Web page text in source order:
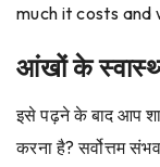
much it costs and
आंखों के
इसे पढ़ने के बाद आप
करना है? सर्वोत्तम